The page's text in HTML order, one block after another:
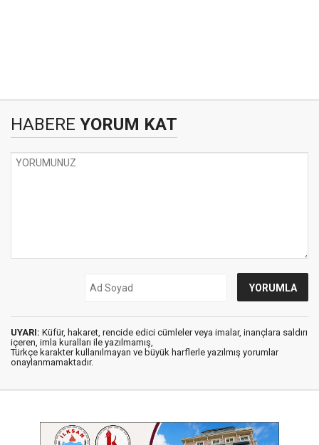
HABERE YORUM KAT
UYARI: Küfür, hakaret, rencide edici cümleler veya imalar, inançlara saldırı
içeren, imla kuralları ile yazılmamış,
Türkçe karakter kullanılmayan ve büyük harflerle yazılmış yorumlar
onaylanmamaktadır.